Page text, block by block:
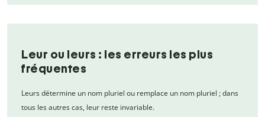
Leur ou leurs : les erreurs les plus
fréquentes
Leurs détermine un nom pluriel ou remplace un nom pluriel ; dans
tous les autres cas, leur reste invariable.